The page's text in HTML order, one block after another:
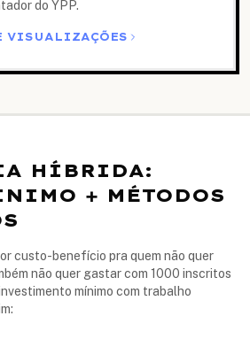
do YPP.
VISUALIZAÇÕES
HÍBRIDA:
+ MÉTODOS
custo-benefício pra quem não quer
não quer gastar com 1000 inscritos
mínimo com trabalho